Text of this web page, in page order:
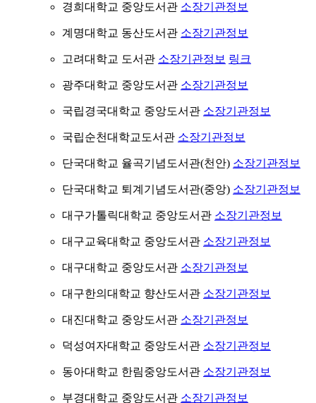
경희대학교 중앙도서관 소장기관정보
계명대학교 동산도서관 소장기관정보
고려대학교 도서관 소장기관정보 링크
광주대학교 중앙도서관 소장기관정보
국립경국대학교 중앙도서관 소장기관정보
국립순천대학교도서관 소장기관정보
단국대학교 율곡기념도서관(천안) 소장기관정보
단국대학교 퇴계기념도서관(중앙) 소장기관정보
대구가톨릭대학교 중앙도서관 소장기관정보
대구교육대학교 중앙도서관 소장기관정보
대구대학교 중앙도서관 소장기관정보
대구한의대학교 향산도서관 소장기관정보
대진대학교 중앙도서관 소장기관정보
덕성여자대학교 중앙도서관 소장기관정보
동아대학교 한림중앙도서관 소장기관정보
부경대학교 중앙도서관 소장기관정보